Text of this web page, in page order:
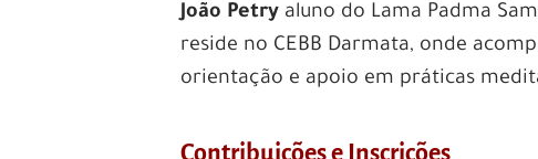
João Petry aluno do Lama Padma
reside no CEBB Darmata, onde
orientação e apoio em práticas
Contribuições e Inscrições